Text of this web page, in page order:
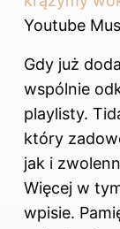
Youtube
Gdy już
wspólnie
playlisty.
który
jak i
Więcej w
wpisie.